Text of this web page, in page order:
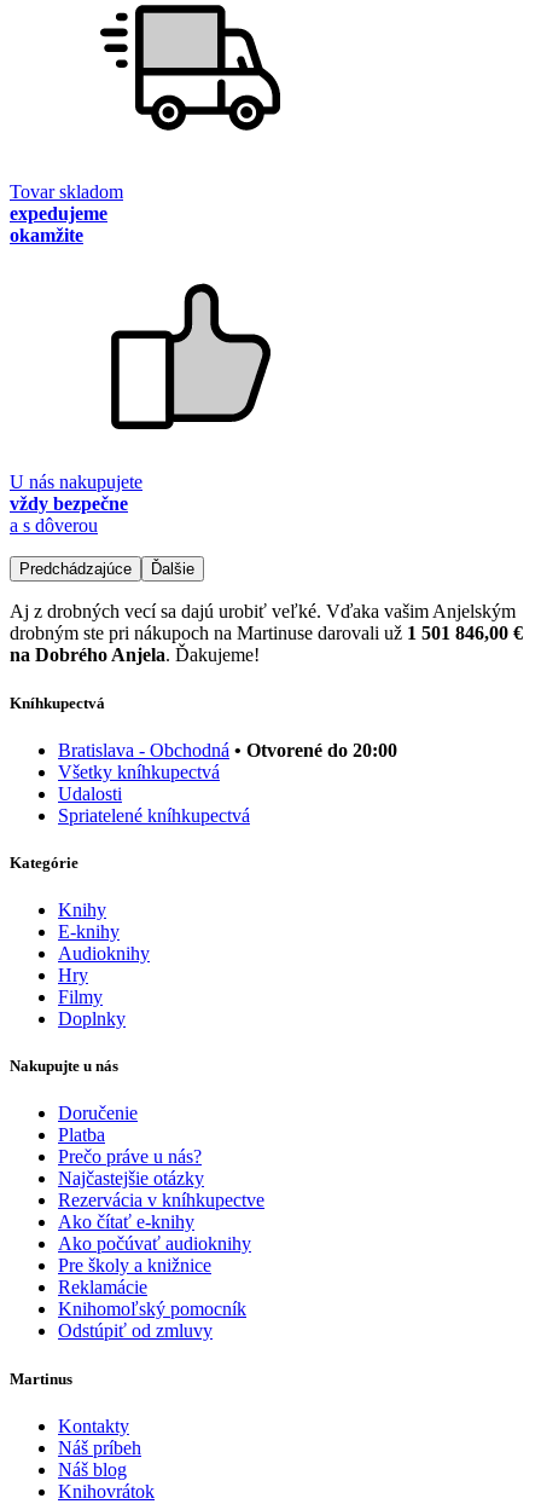
Tovar skladom
expedujeme
okamžite
U nás nakupujete
vždy bezpečne
a s dôverou
Predchádzajúce Ďalšie
Aj z drobných vecí sa dajú urobiť veľké. Vďaka vašim Anjelským
drobným ste pri nákupoch na Martinuse darovali už 1 501 846,00 €
na Dobrého Anjela. Ďakujeme!
Kníhkupectvá
Bratislava - Obchodná • Otvorené do 20:00
Všetky kníhkupectvá
Udalosti
Spriatelené kníhkupectvá
Kategórie
Knihy
E-knihy
Audioknihy
Hry
Filmy
Doplnky
Nakupujte u nás
Doručenie
Platba
Prečo práve u nás?
Najčastejšie otázky
Rezervácia v kníhkupectve
Ako čítať e-knihy
Ako počúvať audioknihy
Pre školy a knižnice
Reklamácie
Knihomoľský pomocník
Odstúpiť od zmluvy
Martinus
Kontakty
Náš príbeh
Náš blog
Knihovrátok